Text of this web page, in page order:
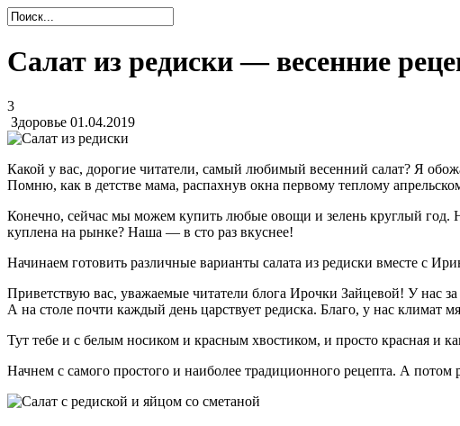
Салат из редиски — весенние
3
Здоровье 01.04.2019
Какой у вас, дорогие читатели, самый любимый весенний салат? Я
Помню, как в детстве мама, распахнув окна первому теплому
Конечно, сейчас мы можем купить любые овощи и зелень круглый год.
куплена на рынке? Наша — в сто раз вкуснее!
Начинаем готовить различные варианты салата из редиски вместе с
Приветствую вас, уважаемые читатели блога Ирочки Зайцевой! У нас
А на столе почти каждый день царствует редиска. Благо, у нас
Тут тебе и с белым носиком и красным хвостиком, и просто красная и
Начнем с самого простого и наиболее традиционного рецепта. А